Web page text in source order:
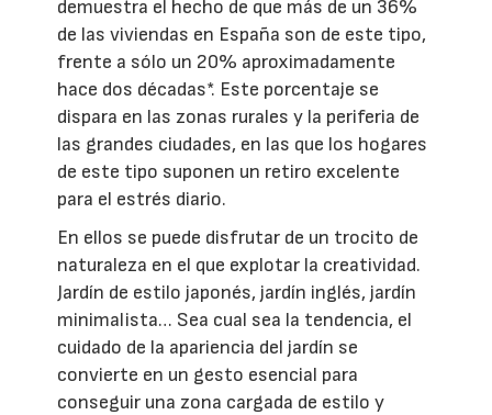
demuestra el hecho de que más de un 36%
de las viviendas en España son de este tipo,
frente a sólo un 20% aproximadamente
hace dos décadas*. Este porcentaje se
dispara en las zonas rurales y la periferia de
las grandes ciudades, en las que los hogares
de este tipo suponen un retiro excelente
para el estrés diario.
En ellos se puede disfrutar de un trocito de
naturaleza en el que explotar la creatividad.
Jardín de estilo japonés, jardín inglés, jardín
minimalista… Sea cual sea la tendencia, el
cuidado de la apariencia del jardín se
convierte en un gesto esencial para
conseguir una zona cargada de estilo y